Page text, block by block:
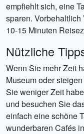
empfiehlt sich, eine
sparen. Vorbehaltlich
10-15 Minuten
Nützliche
Wenn Sie mehr Zeit
Museum oder
Sie weniger Zeit
und besuchen Sie
einfach eine schöne
wunderbaren Cafés